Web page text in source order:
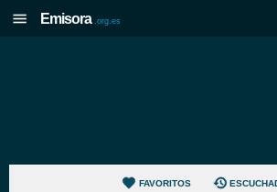
Emisora .org.es
FAVORITOS